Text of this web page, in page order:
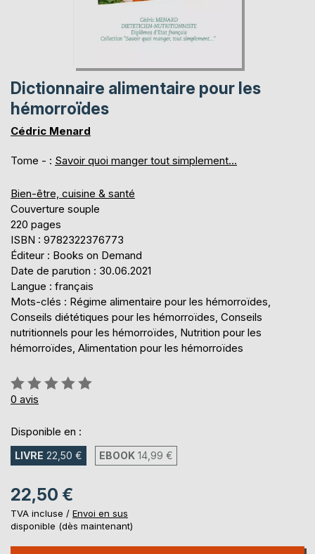
Dictionnaire alimentaire pour les
hémorroïdes
Cédric Menard
Tome - : Savoir quoi manger tout simplement...
Bien-être, cuisine & santé
Couverture souple
220 pages
ISBN : 9782322376773
Éditeur : Books on Demand
Date de parution : 30.06.2021
Langue : français
Mots-clés : Régime alimentaire pour les hémorroïdes,
Conseils diététiques pour les hémorroïdes, Conseils
nutritionnels pour les hémorroïdes, Nutrition pour les
hémorroïdes, Alimentation pour les hémorroïdes
Évaluation:
0%
0 avis
Disponible en :
LIVRE 22,50 € EBOOK 14,99 €
22,50 €
TVA incluse / Envoi en sus
disponible (dès maintenant)